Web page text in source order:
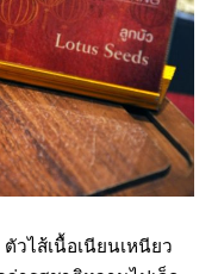
วไส้เนื้อเนียนเหนียว